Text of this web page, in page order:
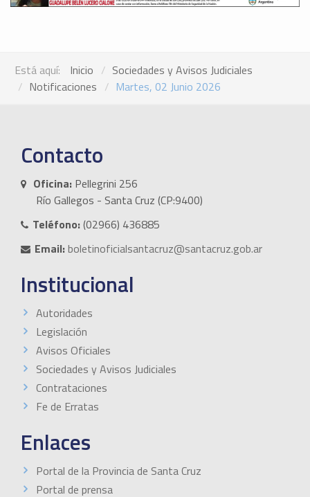
Está aquí: Inicio
Sociedades y Avisos Judiciales
Notificaciones
Martes, 02 Junio 2026
Contacto
Oficina: Pellegrini 256
Río Gallegos - Santa Cruz (CP:9400)
Teléfono:(02966) 436885
Email:boletinoficialsantacruz@santacruz.gob.ar
Institucional
Autoridades
Legislación
Avisos Oficiales
Sociedades y Avisos Judiciales
Contrataciones
Fe de Erratas
Enlaces
Portal de la Provincia de Santa Cruz
Portal de prensa